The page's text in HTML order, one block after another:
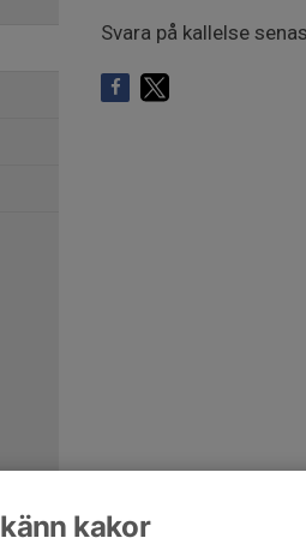
Svara på kallelse
kakor